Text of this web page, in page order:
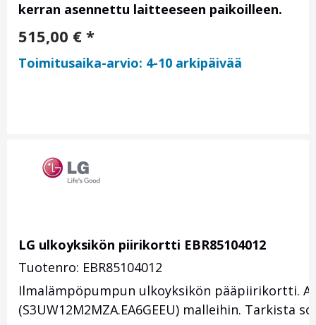
kerran asennettu laitteeseen paikoilleen.
515,00 € *
Toimitusaika-arvio: 4-10 arkipäivää
LG ulkoyksikön piirikortti EBR85104012
Tuotenro: EBR85104012
Ilmalämpöpumpun ulkoyksikön pääpiirikortti.
(S3UW12M2MZA.EA6GEEU) malleihin.